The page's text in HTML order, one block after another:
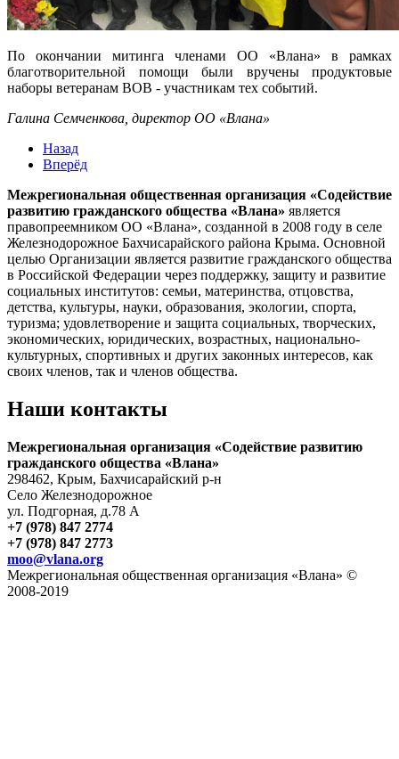
По окончании митинга членами ОО «Влана» в рамках
благотворительной помощи были вручены продуктовые
наборы ветеранам ВОВ - участникам тех событий.
Галина Семченкова, директор ОО «Влана»
Назад
Вперёд
Межрегиональная общественная организация «Содействие
развитию гражданского общества «Влана» является
правопреемником ОО «Влана», созданной в 2008 году в селе
Железнодорожное Бахчисарайского района Крыма. Основной
целью Организации является развитие гражданского общества
в Российской Федерации через поддержку, защиту и развитие
социальных институтов: семьи, материнства, отцовства,
детства, культуры, науки, образования, экологии, спорта,
туризма; удовлетворение и защита социальных, творческих,
экономических, юридических, возрастных, национально-
культурных, спортивных и других законных интересов, как
своих членов, так и членов общества.
Наши контакты
Межрегиональная организация «Содействие развитию
гражданского общества «Влана»
298462, Крым, Бахчисарайский р-н
Село Железнодорожное
ул. Подгорная, д.78 А
+7 (978) 847 2774
+7 (978) 847 2773
moo@vlana.org
Межрегиональная общественная организация «Влана» ©
2008-2019